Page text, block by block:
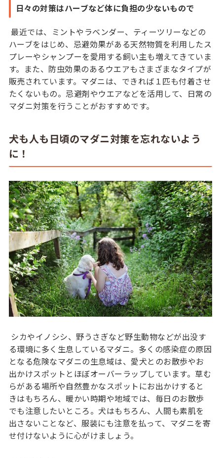
日々の対策はハーブなど体に負担の少ないもので
最近では、ミントやラベンダー、ティーツリーなどの
ハーブをはじめ、忌避効果がある天然物質を利用したス
プレーやシャンプーを愛用する飼い主も増えてきていま
す。また、防虫効果のあるウエアもさまざまなタイプが
販売されています。マダニは、できれば１匹も付着させ
たくないもの。忌避剤やウエアなどを活用して、日常の
マダニ対策を行うことがおすすめです。
犬も人も日頃のマダニ対策を忘れないよう
に！
シカやイノシシ、野うさぎなど野生動物などが出没す
る環境に多く生息しているマダニ。多くの感染症の原因
となる危険なマダニの生息域は、愛犬とのお散歩やお
出かけスポットとほぼオーバーラップしています。草む
らがある場所や自然豊かなスポットにお出かけすると
きはもちろん、暖かい時期や地域では、毎日のお散歩
でも注意したいところ。犬はもちろん、人間も素肌を
出さないことなど、服装にも注意を払って、マダニを寄
せ付けないように心がけましょう。